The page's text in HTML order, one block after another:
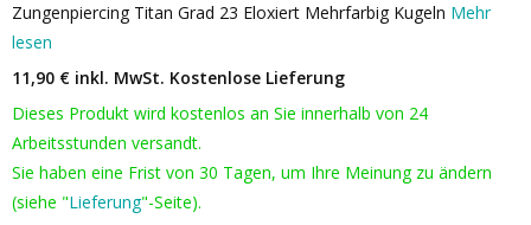
Zungenpiercing Titan Grad 23 Eloxiert Mehrfarbig Kugeln Mehr
lesen
11,90 € inkl. MwSt. Kostenlose Lieferung
Dieses Produkt wird kostenlos an Sie innerhalb von 24
Arbeitsstunden versandt.
Sie haben eine Frist von 30 Tagen, um Ihre Meinung zu ändern
(siehe "Lieferung"-Seite).